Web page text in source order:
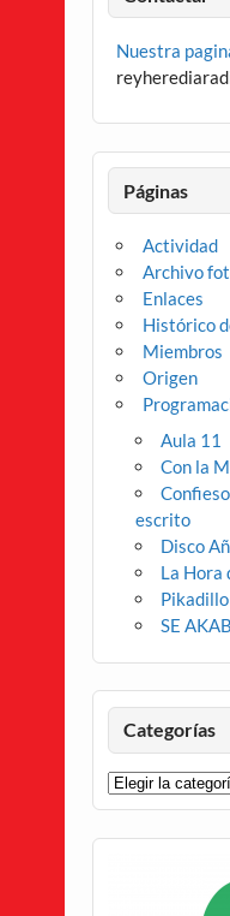
Nuestra
Páginas
Actividad
Archivo
Enlaces
Histórico
Miembros
Origen
Aula 11
Con la
escrito
Disco
La Hora
Pikadillo
SE
Categorías
Categorías